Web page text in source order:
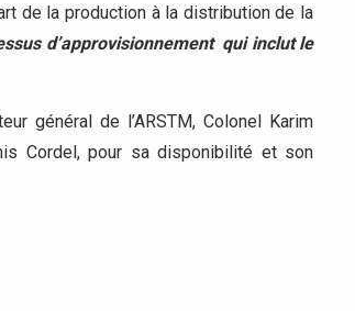
de la production à la distribution de la
d’approvisionnement qui inclut le
général de l’ARSTM, Colonel Karim
Cordel, pour sa disponibilité et son